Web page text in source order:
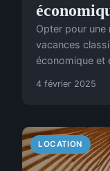
Opter pour
vacances
économique et
4 février 2025
LOCATION